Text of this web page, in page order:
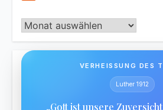
Archiv
VERHEISSUNG DES
Luther 1912
„Gott ist unsere